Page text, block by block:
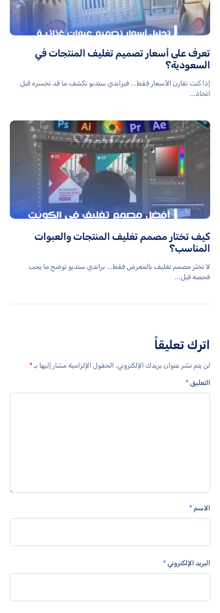
تعرف على أسعار تصميم تغليف المنتجات في
السعودية؟
إذا كنت تقارن الأسعار فقط... فبراندي ستديو تكشف ما قد تخسره قبل
اتخاذ...
كيف تختار مصمم تغليف المنتجات والعبوات
المناسب؟
لا تختَر مصمم تغليف بالمعرض فقط... براندي ستديو توضح ما يجب
فحصه قبل...
اترك تعليقاً
لن يتم نشر عنوان بريدك الإلكتروني. الحقول الإلزامية مشار إليها بـ*
التعليق*
الاسم *
البريد الإلكتروني*